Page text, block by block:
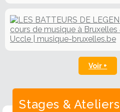
Voir +
Stages & Ateliers